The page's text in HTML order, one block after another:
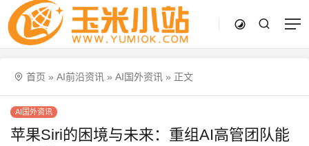
首页 » AI前沿资讯 » AI国外资讯 » 正文
AI国外资讯
苹果Siri的困境与未来：重组AI高管团队能